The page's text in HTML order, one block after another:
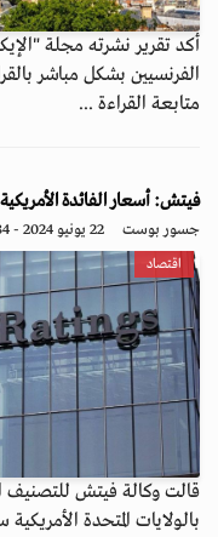
أكد تقرير نشرته مجلة
الفرنسيين بشكل مباشر
متابعة القراءة ...
فيتش: أسعار الفائدة
جسور بوست 22 يونيو 2024 - 14:34
اقتصاد
قالت وكالة فيتش للتصنيف
بالولايات المتحدة